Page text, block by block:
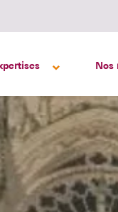
Nos